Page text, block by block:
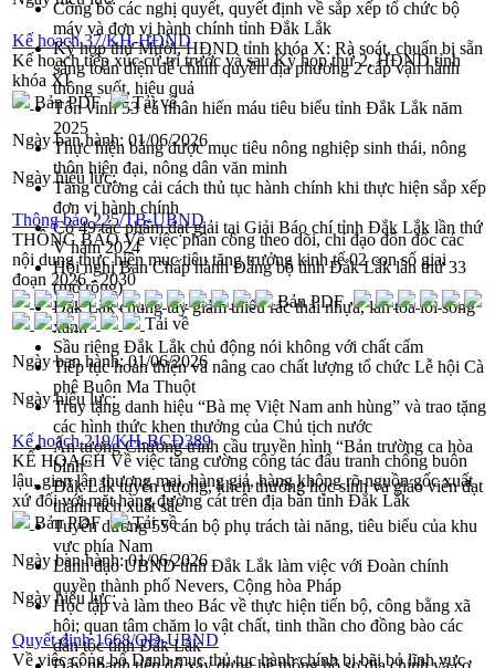
Công bố các nghị quyết, quyết định về sắp xếp tổ chức bộ
máy và đơn vị hành chính tỉnh Đắk Lắk
Kỳ họp thứ Mười, HĐND tỉnh khóa X: Rà soát, chuẩn bị sẵn
sàng toàn diện để chính quyền địa phương 2 cấp vận hành
thông suốt, hiệu quả
Tôn vinh 53 cá nhân hiến máu tiêu biểu tỉnh Đắk Lắk năm
2025
Thực hiện bằng được mục tiêu nông nghiệp sinh thái, nông
thôn hiện đại, nông dân văn minh
Tăng cường cải cách thủ tục hành chính khi thực hiện sắp xếp
đơn vị hành chính
Có 49 tác phẩm đạt giải tại Giải Báo chí tỉnh Đắk Lắk lần thứ
V năm 2024
Hội nghị Ban Chấp hành Đảng bộ tỉnh Đắk Lắk lần thứ 33
(mở rộng)
Đắk Lắk chung tay giảm thiểu rác thải nhựa, lan tỏa lối sống
xanh
Sầu riêng Đắk Lắk chủ động nói không với chất cấm
Tiếp tục hoàn thiện và nâng cao chất lượng tổ chức Lễ hội Cà
phê Buôn Ma Thuột
Truy tặng danh hiệu “Bà mẹ Việt Nam anh hùng” và trao tặng
các hình thức khen thưởng của Chủ tịch nước
Ấn tượng Chương trình cầu truyền hình “Bản trường ca hòa
bình”
Đắk Lắk tuyên dương, khen thưởng học sinh và giáo viên đạt
thành tích xuất sắc
Tuyên dương 55 cán bộ phụ trách tài năng, tiêu biểu của khu
vực phía Nam
Lãnh đạo UBND tỉnh Đắk Lắk làm việc với Đoàn chính
quyền thành phố Nevers, Cộng hòa Pháp
Học tập và làm theo Bác về thực hiện tiến bộ, công bằng xã
hội; quan tâm chăm lo vật chất, tinh thần cho đồng bào các
dân tộc tỉnh Đắk Lắk
Kế hoạch 37/KH-HĐND
Kế hoạch tiếp xúc cử tri trước và sau Kỳ họp thứ 2, HĐND tỉnh
khóa XI
Bản PDF
Tải về
Ngày ban hành: 01/06/2026
Ngày hiệu lực:
Thông báo 225/TB-UBND
THÔNG BÁO Về việc phân công theo dõi, chỉ đạo đôn đốc các
nội dung thực hiện mục tiêu tăng trưởng kinh tế 02 con số giai
đoạn 2026 - 2030
Bản PDF
Tải về
Ngày ban hành:01/06/2026
Ngày hiệu lực:
Kế hoạch 219/KH-BCĐ389
KẾ HOẠCH Về việc tăng cường công tác đấu tranh chống buôn
lậu, gian lận thương mại, hàng giả, hàng không rõ nguồn gốc xuất
xứ đối với mặt hàng đường cát trên địa bàn tỉnh Đắk Lắk
Bản PDF
Tải về
Ngày ban hành:01/06/2026
Ngày hiệu lực:
Quyết định 1668/QĐ-UBND
Về việc công bố Danh mục thủ tục hành chính bị bãi bỏ lĩnh vực